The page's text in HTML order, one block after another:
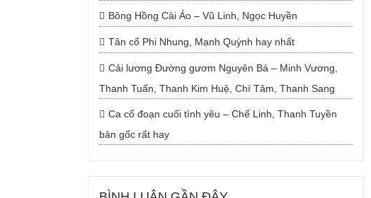
Bông Hồng Cài Áo – Vũ Linh, Ngọc Huyền
Tân cổ Phi Nhung, Mạnh Quỳnh hay nhất
Cải lương Đường gươm Nguyên Bá – Minh Vương,
Thanh Tuấn, Thanh Kim Huệ, Chí Tâm, Thanh Sang
Ca cổ đoạn cuối tình yêu – Chế Linh, Thanh Tuyền
bản gốc rất hay